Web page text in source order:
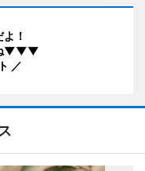
！
▼▼▼
／